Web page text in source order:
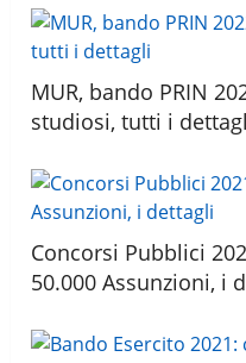
MUR, bando PRIN
studiosi, tutti i
Concorsi Pubblici
50.000 Assunzioni, i